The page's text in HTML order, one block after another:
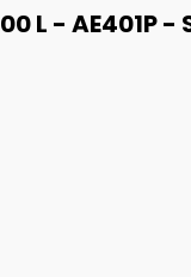
- AE401P -